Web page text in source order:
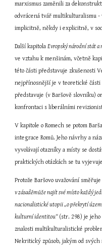
marxismus zaměnili za
odvrácená tvář multikulturalismu -
implicitně, někdy i explicitně, v
Další kapitola Evropský národní stát a
ve vztahu k menšinám, včetně
této části představuje zkušenosti
nejpřínosnější je v teoretické
představuje (v Baršově slovníku)
konfrontaci s liberálními
V kapitole o Romech se potom
integrace Romů. Jeho návrhy a
vyvolávají otazníky a místy se
praktických otázkách se tu
Protože Baršovo uvažování
v zásaděmůže najít své místo každý
nacionalistické utopii „o překrytí
kulturní identitou“ (str. 298) je
znalosti multikulturalistické
Nekritický způsob, jakým od